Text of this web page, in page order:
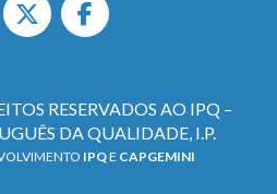
RESERVADOS AO IPQ –
DA QUALIDADE, I.P.
IPQE CAPGEMINI